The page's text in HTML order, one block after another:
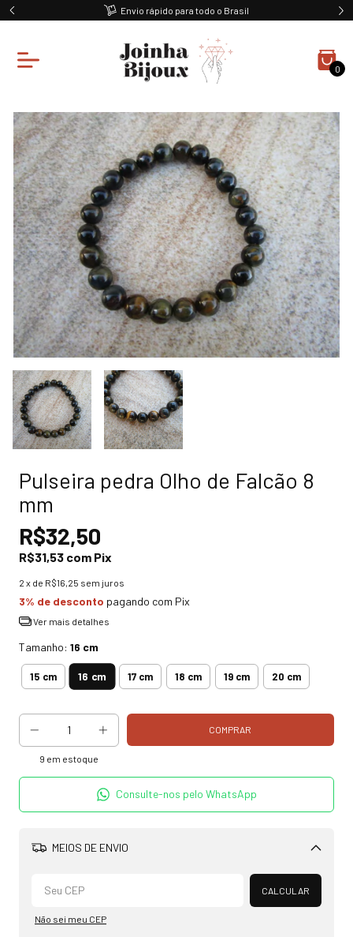
Envio rápido para todo o Brasil
0
Pulseira pedra Olho de Falcão 8
mm
R$32,50
R$31,53 com Pix
2 x de R$16,25 sem juros
3% de desconto pagando com Pix
Ver mais detalhes
Tamanho: 16 cm
15 cm 16 cm 17 cm 18 cm 19 cm 20 cm
9 em estoque
Consulte-nos pelo WhatsApp
MEIOS DE ENVIO
Alterar CEP
CALCULAR
Não sei meu CEP